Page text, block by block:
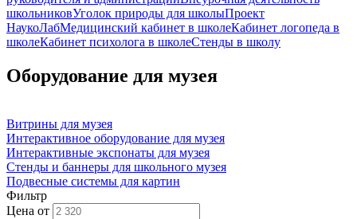
школьниковУголок природы для школыПроект
НаукоЛабМедицинский кабинет в школеКабинет логопеда в
школеКабинет психолога в школеСтенды в школу
Оборудование для музея
Витрины для музея
Интерактивное оборудование для музея
Интерактивные экспонаты для музея
Стенды и баннеры для школьного музея
Подвесные системы для картин
Фильтр
Цена от